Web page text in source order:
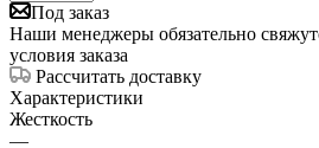
Под заказ
Наши менеджеры обязательно
условия заказа
Рассчитать доставку
Характеристики
Жесткость
—